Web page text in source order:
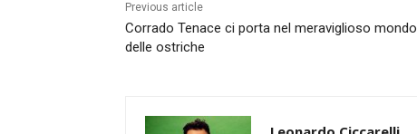
Previous article
Corrado Tenace ci porta nel meraviglioso mondo
delle ostriche